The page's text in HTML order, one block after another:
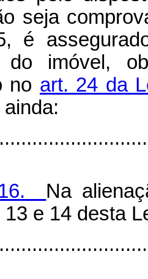
seja
é
do imóvel,
no art. 24 da
ainda:
Na
13 e 14 desta